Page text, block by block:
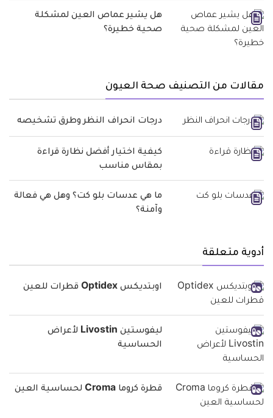
هل يشير عماص العين لمشكلة
صحية خطيرة؟
مقالات من التصنيف صحة العيون
درجات انحراف النظر وطرق تشخيصه
كيفية اختيار أفضل نظارة قراءة
بمقاس مناسب
ما هي عدسات بلو كت؟ وهل هي فعالة
وآمنة؟
أدوية متعلقة
اوبتديكس Optidex قطرات للعين
ليفوستين Livostin لأعراض
الحساسية
قطرة كروما Croma لحساسية العين